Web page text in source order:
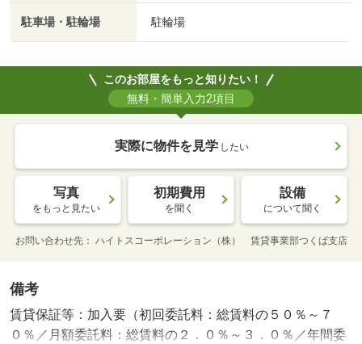
駐車場・駐輪場 駐輪場
このお部屋をもっと知りたい！
無料・簡単入力2項目
実際に物件を見学 したい
写真
をもっと見たい
初期費用
を聞く
設備
について聞く
お問い合わせ先 ハイトスコーポレーション（株） 賃貸事業部つくば支店
備考
賃貸保証等：加入要（初回委託料：総賃料の５０％～７
０％／月額委託料：総賃料の２．０％～３．０％／年間委